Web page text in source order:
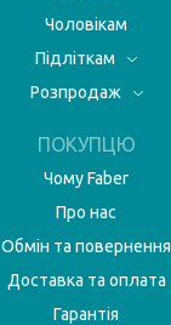
Чоловікам
Підліткам
Розпродаж
ПОКУПЦЮ
Чому Faber
Про нас
Обмін та повернення
Доставка та оплата
Гарантія